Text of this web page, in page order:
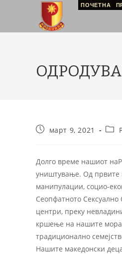
ПОЧЕТНА
март 9, 2021
Долго време нашиот
уништување. Од првите
манипулации, социо-
Сеопфатното
центри, преку
кршење на нашите
традиционално
Нашите македонски